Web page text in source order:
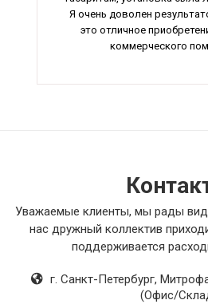
Я очень доволен
это отличное
коммерческого
Уважаемые клиенты, мы рады
нас дружный коллектив
поддерживается
г. Санкт-Петербург,
(Офис/